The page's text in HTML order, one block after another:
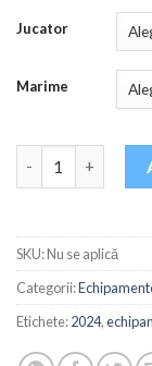
Jucator
Marime
Cantitate Tricou
SKU:Nu se aplică
Categorii:
Etichete:2024,